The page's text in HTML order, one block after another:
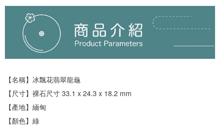
【名稱】冰飄花翡翠龍龜
【尺寸】裸石尺寸 33.1 x 24.3 x 18.2 mm
【產地】緬甸
【顏色】綠